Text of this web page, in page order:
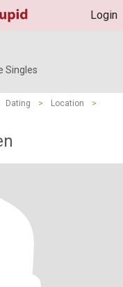
Login
Singles
Dating > Location
>